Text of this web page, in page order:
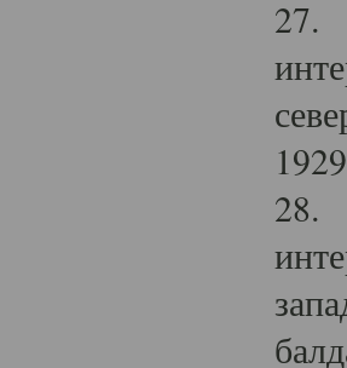
27.
28.